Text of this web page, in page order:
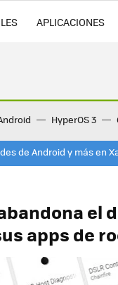
APLICACIONES
HyperOS 3
de Android y más en
el
apps de